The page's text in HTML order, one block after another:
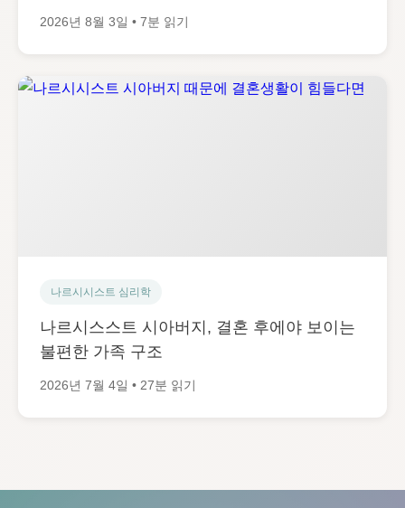
2026년 8월 3일 • 7분 읽기
나르시시스트 심리학
나르시스스트 시아버지, 결혼 후에야 보이는
불편한 가족 구조
2026년 7월 4일 • 27분 읽기